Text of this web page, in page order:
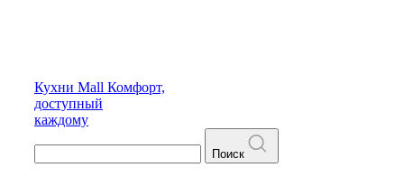
Кухни Mall Комфорт,
доступный
каждому
Поиск